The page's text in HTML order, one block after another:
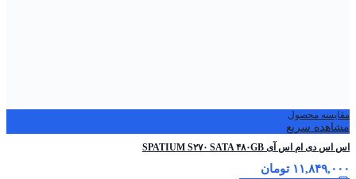
مقایسه محصول
مشاهده سریع
اس اس دی ام اس آی SPATIUM S۲۷۰ SATA ۴۸۰GB
۱۱,۸۴۹,۰۰۰ تومان